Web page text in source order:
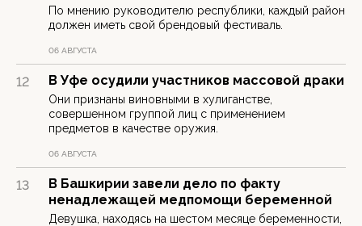
По мнению руководителю республики, каждый район
должен иметь свой брендовый фестиваль.
06 АВГУСТА
12 В Уфе осудили участников массовой драки
Они признаны виновными в хулиганстве,
совершенном группой лиц с применением
предметов в качестве оружия.
06 АВГУСТА
13
В Башкирии завели дело по факту
ненадлежащей медпомощи беременной
Девушка, находясь на шестом месяце беременности,